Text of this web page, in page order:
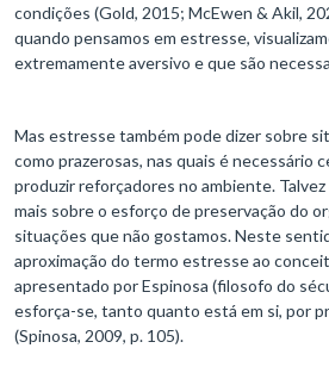
condições (Gold, 2015; McEwen & Akil,
quando pensamos em estresse,
extremamente aversivo e que são
Mas estresse também pode dizer sobre
como prazerosas, nas quais é necessário
produzir reforçadores no ambiente.
mais sobre o esforço de preservação do
situações que não gostamos. Neste
aproximação do termo estresse ao
apresentado por Espinosa (filosofo do
esforça-se, tanto quanto está em si, por
(Spinosa, 2009, p. 105).